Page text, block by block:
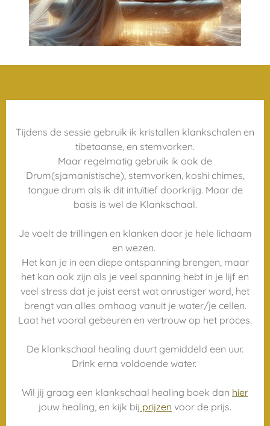
Tijdens de sessie gebruik ik kristallen klankschalen en
tibetaanse, en stemvorken.
Maar regelmatig gebruik ik ook de
Drum(sjamanistische), stemvorken, koshi chimes,
tongue drum als ik dit intuïtief doorkrijg. Maar de
basis is wel de Klankschaal.
Je voelt de trillingen en klanken door je hele lichaam
en wezen.
Het kan je in een diepe ontspanning brengen, maar
het kan ook zijn als je veel spanning hebt in je lijf en
veel stress dat je juist eerst wat onrustiger word, het
brengt van alles omhoog vanuit je water/je cellen.
Laat het vooral gebeuren en vertrouw op het proces.
De klankschaal healing duurt gemiddeld een uur.
Drink erna voldoende water.
Wil jij graag een klankschaal healing boek dan hier
jouw healing, en kijk bij prijzen voor de prijs.